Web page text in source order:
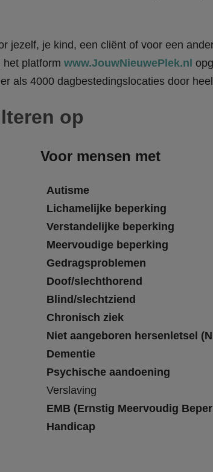
jezelf, je kind, een cliënt of voor een
platform www.JouwNieuwePlek.nl
als 4000 dagbestedingslocaties door
op
Voor mensen met
Autisme
Lichamelijke beperking
Verstandelijke beperking
Meervoudige beperking
Gedragsproblemen
Doof/slechthorend
Blind/slechtziend
Chronisch ziek
Niet aangeboren hersenletsel
Dementie
Psychische aandoening
Verslaving
EMB (Ernstig Meervoudig
Handicap